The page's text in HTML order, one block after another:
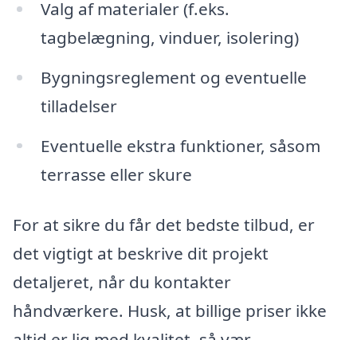
Valg af materialer (f.eks.
tagbelægning, vinduer, isolering)
Bygningsreglement og eventuelle
tilladelser
Eventuelle ekstra funktioner, såsom
terrasse eller skure
For at sikre du får det bedste tilbud, er
det vigtigt at beskrive dit projekt
detaljeret, når du kontakter
håndværkere. Husk, at billige priser ikke